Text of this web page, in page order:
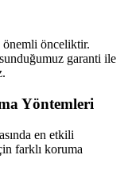
önceliktir.
garanti ile
Yöntemleri
en etkili
farklı koruma